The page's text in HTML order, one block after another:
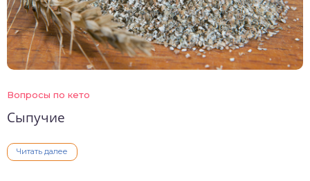
Вопросы по кето
Сыпучие
Читать далее